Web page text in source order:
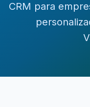
CRM para